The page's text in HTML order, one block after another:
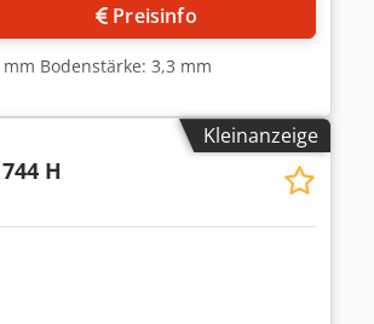
Preisinfo
Bodenstärke: 3,3 mm
Kleinanzeige
H